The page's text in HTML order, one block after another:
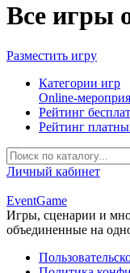
Все игры
Разместить игру
Категории игр
Online-
Рейтинг
Рейтинг
Личный кабинет
EventGame
Игры, сценарии и
объединенные на